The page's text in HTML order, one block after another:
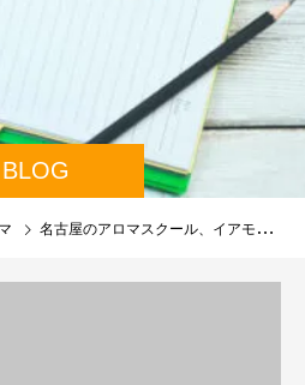
BLOG
名古屋のアロマスクール、イアモーラはスポーツアロマに特化したスクールです